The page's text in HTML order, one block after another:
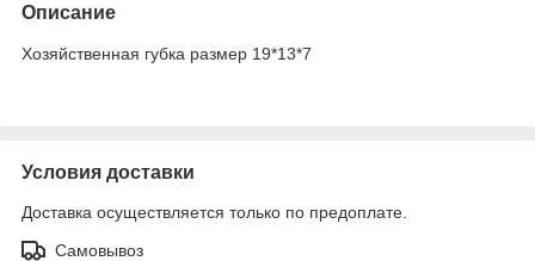
Описание
Хозяйственная губка размер 19*13*7
Условия доставки
Доставка осуществляется только по предоплате.
Самовывоз